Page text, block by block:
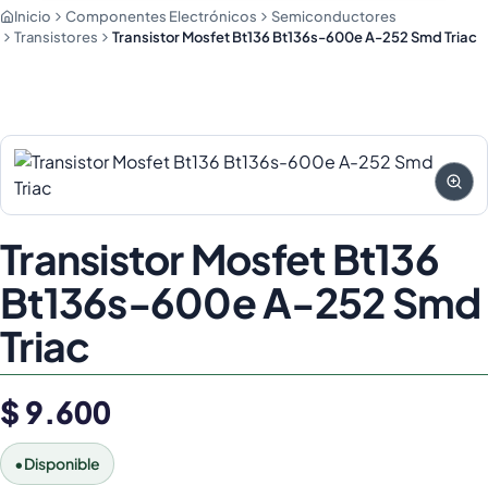
Inicio Componentes Electrónicos
Semiconductores
Transistores
Transistor Mosfet Bt136 Bt136s-600e A-252 Smd Triac
Transistor Mosfet Bt136
Bt136s-600e A-252 Smd
Triac
$ 9.600
•Disponible